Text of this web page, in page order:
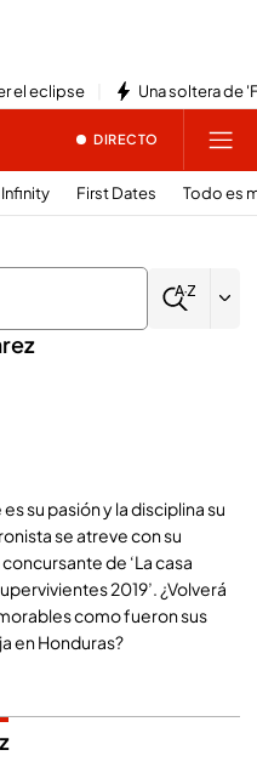
el eclipse Una soltera de
DIRECTO
First Dates Todo es
su pasión y la disciplina su
se atreve con su
de ‘La casa
2019’. ¿Volverá
como fueron sus
en Honduras?